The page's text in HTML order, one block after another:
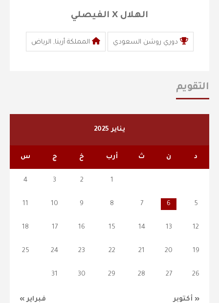
الهلال X الفيصلي
دوري روشن السعودي المملكة أرينا, الرياض
التقويم
يناير 2025
د ن ث أرب خ ج س
« أكتوبر فبراير »
1
2
3
4
5
6
7
8
9
10
11
12
13
14
15
16
17
18
19
20
21
22
23
24
25
26
27
28
29
30
31